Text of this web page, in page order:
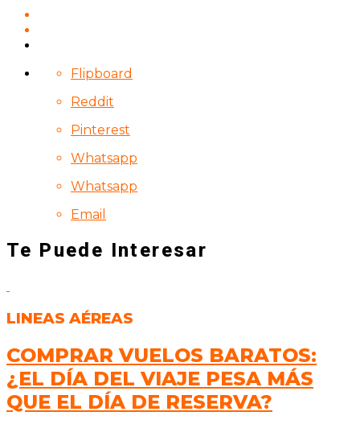
Flipboard
Reddit
Pinterest
Whatsapp
Whatsapp
Email
Te Puede Interesar
LINEAS AÉREAS
COMPRAR VUELOS BARATOS:
¿EL DÍA DEL VIAJE PESA MÁS
QUE EL DÍA DE RESERVA?